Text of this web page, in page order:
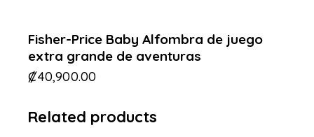
Fisher-Price Baby Alfombra de juego
extra grande de aventuras
₡40,900.00
Related products